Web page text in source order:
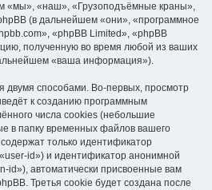
«мы», «наш», «Грузоподъёмные краны»,
(в дальнейшем «они», «программное
«phpBB Limited», «phpBB
полученную во время любой из ваших
«ваша информация»).
способами. Во-первых, просмотр
к созданию программным
числа cookies (небольшие
в папку временных файлов вашего
только идентификатор
id») и идентификатор анонимной
id»), автоматически присвоенные вам
Третья cookie будет создана после